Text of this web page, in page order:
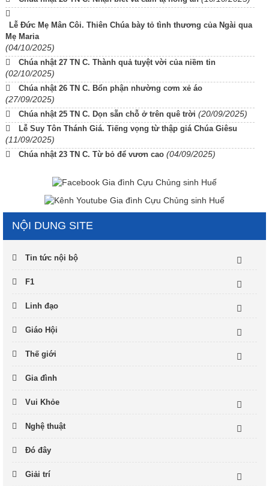
Lễ Đức Mẹ Mân Côi. Thiên Chúa bày tỏ tình thương của Ngài qua
Mẹ Maria
(04/10/2025)
Chúa nhật 27 TN C. Thành quả tuyệt vời của niềm tin
(02/10/2025)
Chúa nhật 26 TN C. Bổn phận nhường cơm xẻ áo
(27/09/2025)
Chúa nhật 25 TN C. Dọn sẵn chỗ ở trên quê trời (20/09/2025)
Lễ Suy Tôn Thánh Giá. Tiếng vọng từ thập giá Chúa Giêsu
(11/09/2025)
Chúa nhật 23 TN C. Từ bỏ để vươn cao (04/09/2025)
NỘI DUNG SITE
Tin tức nội bộ
F1
Linh đạo
Giáo Hội
Thế giới
Gia đình
Vui Khỏe
Nghệ thuật
Đó đây
Giải trí